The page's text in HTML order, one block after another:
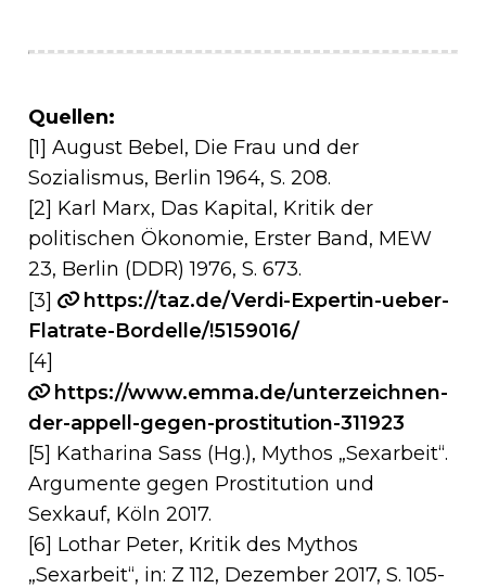
Quellen:
[1] August Bebel, Die Frau und der
Sozialismus, Berlin 1964, S. 208.
[2] Karl Marx, Das Kapital, Kritik der
politischen Ökonomie, Erster Band, MEW
23, Berlin (DDR) 1976, S. 673.
[3]
https://taz.de/Verdi-Expertin-ueber-
Flatrate-Bordelle/!5159016/
[4]
https://www.emma.de/unterzeichnen-
der-appell-gegen-prostitution-311923
[5] Katharina Sass (Hg.), Mythos „Sexarbeit“.
Argumente gegen Prostitution und
Sexkauf, Köln 2017.
[6] Lothar Peter, Kritik des Mythos
„Sexarbeit“, in: Z 112, Dezember 2017, S. 105-